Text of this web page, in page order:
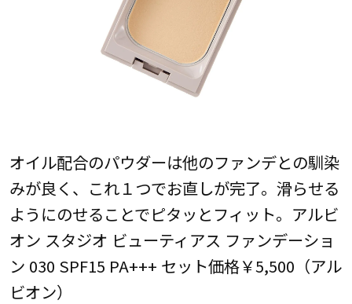
オイル配合のパウダーは他のファンデとの馴染
みが良く、これ１つでお直しが完了。滑らせる
ようにのせることでピタッとフィット。アルビ
オン スタジオ ビューティアス ファンデーショ
ン 030 SPF15 PA+++ セット価格￥5,500（アル
ビオン）